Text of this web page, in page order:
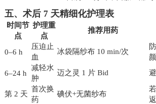
五、术后 7 天精细化护理表
时间节
点
护理重
点
推荐用药
0–6 h
压迫止
血
冰袋隔纱布 10 min/次
6–24 h
减轻水
肿
迈之灵 1 片 Bid
第 2 天
首次换
药
碘伏+无菌纱布